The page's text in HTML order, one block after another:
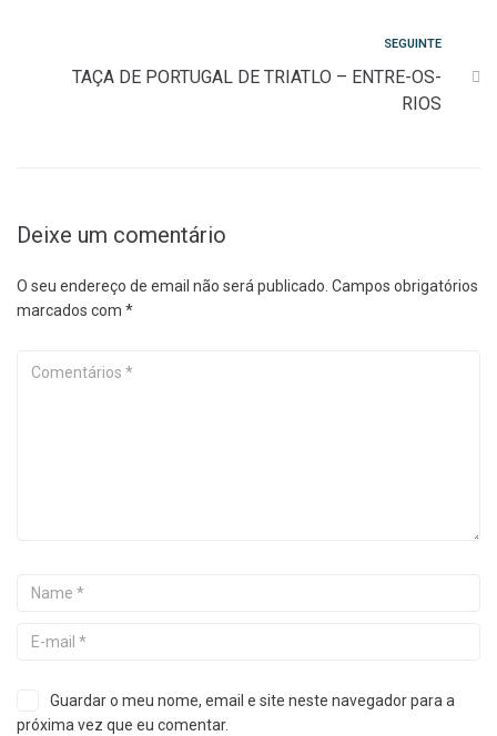
SEGUINTE
TAÇA DE PORTUGAL DE TRIATLO – ENTRE-OS-
RIOS
Deixe um comentário
O seu endereço de email não será publicado. Campos obrigatórios
marcados com *
Guardar o meu nome, email e site neste navegador para a
próxima vez que eu comentar.